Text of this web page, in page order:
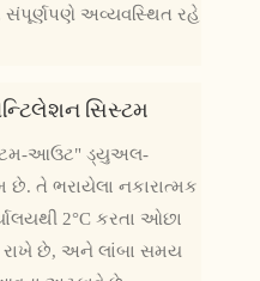
સંપૂર્ણપણે અવ્યવસ્થિત રહે
વેન્ટિલેશન સિસ્ટમ
આઉટ" ડ્યુઅલ-
છે. તે ભરાયેલા નકારાત્મક
2°C કરતા ઓછા
રાખે છે, અને લાંબા સમય